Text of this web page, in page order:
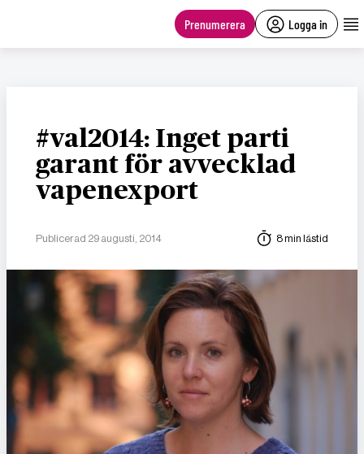
Prenumerera Logga in
#val2014: Inget parti
garant för avvecklad
vapenexport
Publicerad 29 augusti, 2014 8 min lästid